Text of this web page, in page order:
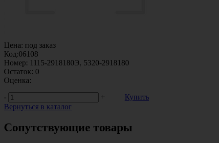
Цена: под заказ
Код:06108
Номер: 1115-2918180Э, 5320-2918180
Остаток: 0
Оценка:
-
+
Купить
Вернуться в каталог
Сопутствующие товары